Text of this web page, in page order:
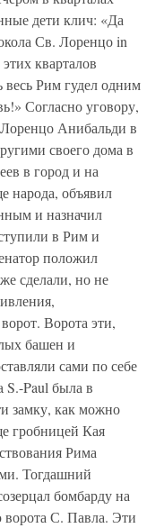
дети клич: «Да
Св. Лоренцо in
кварталов
весь Рим гудел одним
Согласно уговору,
Анибальди в
своего дома в
в город и на
народа, объявил
и назначил
в Рим и
положил
сделали, но не
Ворота эти,
башен и
сами по себе
S.-Paul была в
замку, как можно
гробницей Кая
Рима
Тогдашний
бомбарду на
С. Павла. Эти